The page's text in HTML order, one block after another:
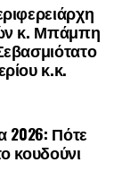
κ. Μπάμπη
κ.κ.
2026: Πότε
κουδούνι